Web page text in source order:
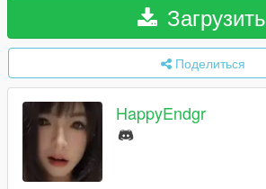
Загрузить
Поделиться
HappyEndgr